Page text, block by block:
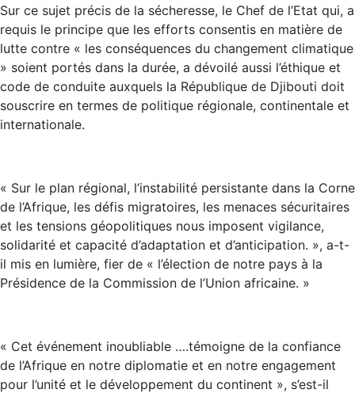
Sur ce sujet précis de la sécheresse, le Chef de l’Etat qui, a
requis le principe que les efforts consentis en matière de
lutte contre « les conséquences du changement climatique
» soient portés dans la durée, a dévoilé aussi l’éthique et
code de conduite auxquels la République de Djibouti doit
souscrire en termes de politique régionale, continentale et
internationale.
« Sur le plan régional, l’instabilité persistante dans la Corne
de l’Afrique, les défis migratoires, les menaces sécuritaires
et les tensions géopolitiques nous imposent vigilance,
solidarité et capacité d’adaptation et d’anticipation. », a-t-
il mis en lumière, fier de « l’élection de notre pays à la
Présidence de la Commission de l’Union africaine. »
« Cet événement inoubliable ….témoigne de la confiance
de l’Afrique en notre diplomatie et en notre engagement
pour l’unité et le développement du continent », s’est-il